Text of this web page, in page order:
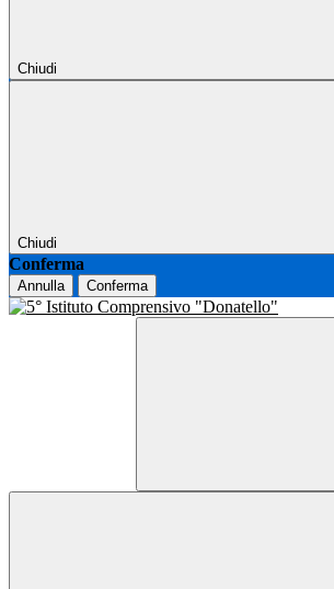
Chiudi
Chiudi
Conferma
Annulla Conferma